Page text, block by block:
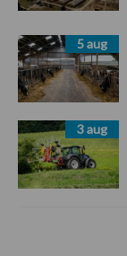
5 aug
3 aug